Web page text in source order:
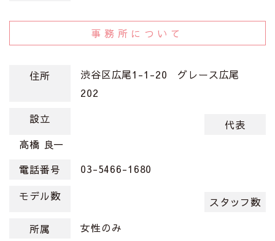
事務所について
住所
渋谷区広尾1-1-20 グレース広尾
202
設立
代表
高橋 良一
電話番号
03-5466-1680
モデル数
スタッフ数
所属
女性のみ